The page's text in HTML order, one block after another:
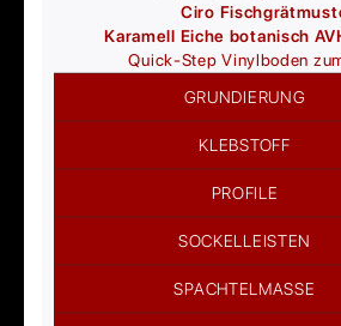
Ciro
Karamell Eiche botanisch
Quick-Step Vinylboden
GRUNDIERUNG
KLEBSTOFF
PROFILE
SOCKELLEISTEN
SPACHTELMASSE